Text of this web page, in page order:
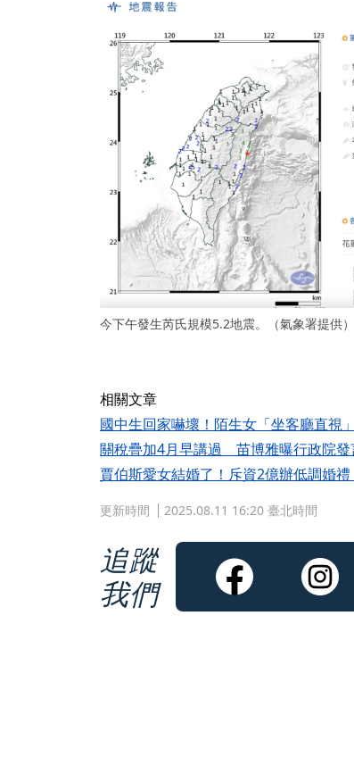
今下午發生芮氏規模5.2地震。（氣象署提供）
相關文章
國中生回家嚇壞！陌生女「坐客廳直
關稅疊加4月早講過 苗博雅曝行政院發
賈伯斯愛女結婚了！斥資2億辦低調婚
更新時間 2025.08.11 16:20 臺北時間
追蹤
我們